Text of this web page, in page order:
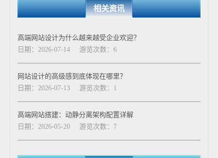
相关资讯
高端网站设计为什么越来越受企业欢迎？
日期：2026-07-14
游览次数：6
网站设计的高级感到底体现在哪里？
日期：2026-07-13
游览次数：1
高端网站搭建：动静分离架构配置详解
日期：2026-05-20
游览次数：7